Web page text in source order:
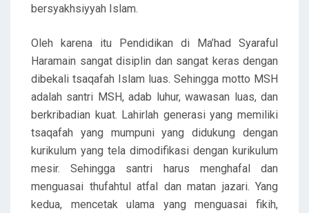
bersyakhsiyyah Islam.
Oleh karena itu Pendidikan di Ma’had Syaraful
Haramain sangat disiplin dan sangat keras dengan
dibekali tsaqafah Islam luas. Sehingga motto MSH
adalah santri MSH, adab luhur, wawasan luas, dan
berkribadian kuat. Lahirlah generasi yang memiliki
tsaqafah yang mumpuni yang didukung dengan
kurikulum yang tela dimodifikasi dengan kurikulum
mesir. Sehingga santri harus menghafal dan
menguasai thufahtul atfal dan matan jazari. Yang
kedua, mencetak ulama yang menguasai fikih,